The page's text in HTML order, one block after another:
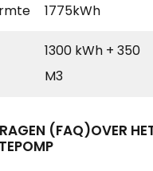
1775kWh
1300 kWh + 350
M3
(FAQ)OVER